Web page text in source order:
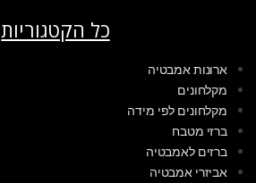
כל הקטגוריות
ארונות אמבטיה
מקלחונים
מקלחונים לפי מידה
ברזי מטבח
ברזים לאמבטיה
אביזרי אמבטיה